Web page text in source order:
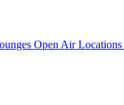
Open Air Locations